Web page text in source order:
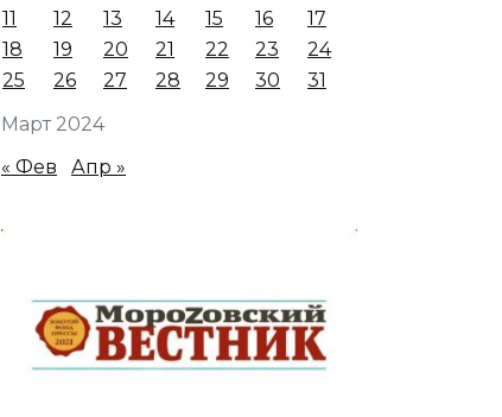
Март 2024
11
12 13 14 15 16
17
18
19 20 21 22 23
24
25
26 27 28 29 30 31
« Фев Апр »